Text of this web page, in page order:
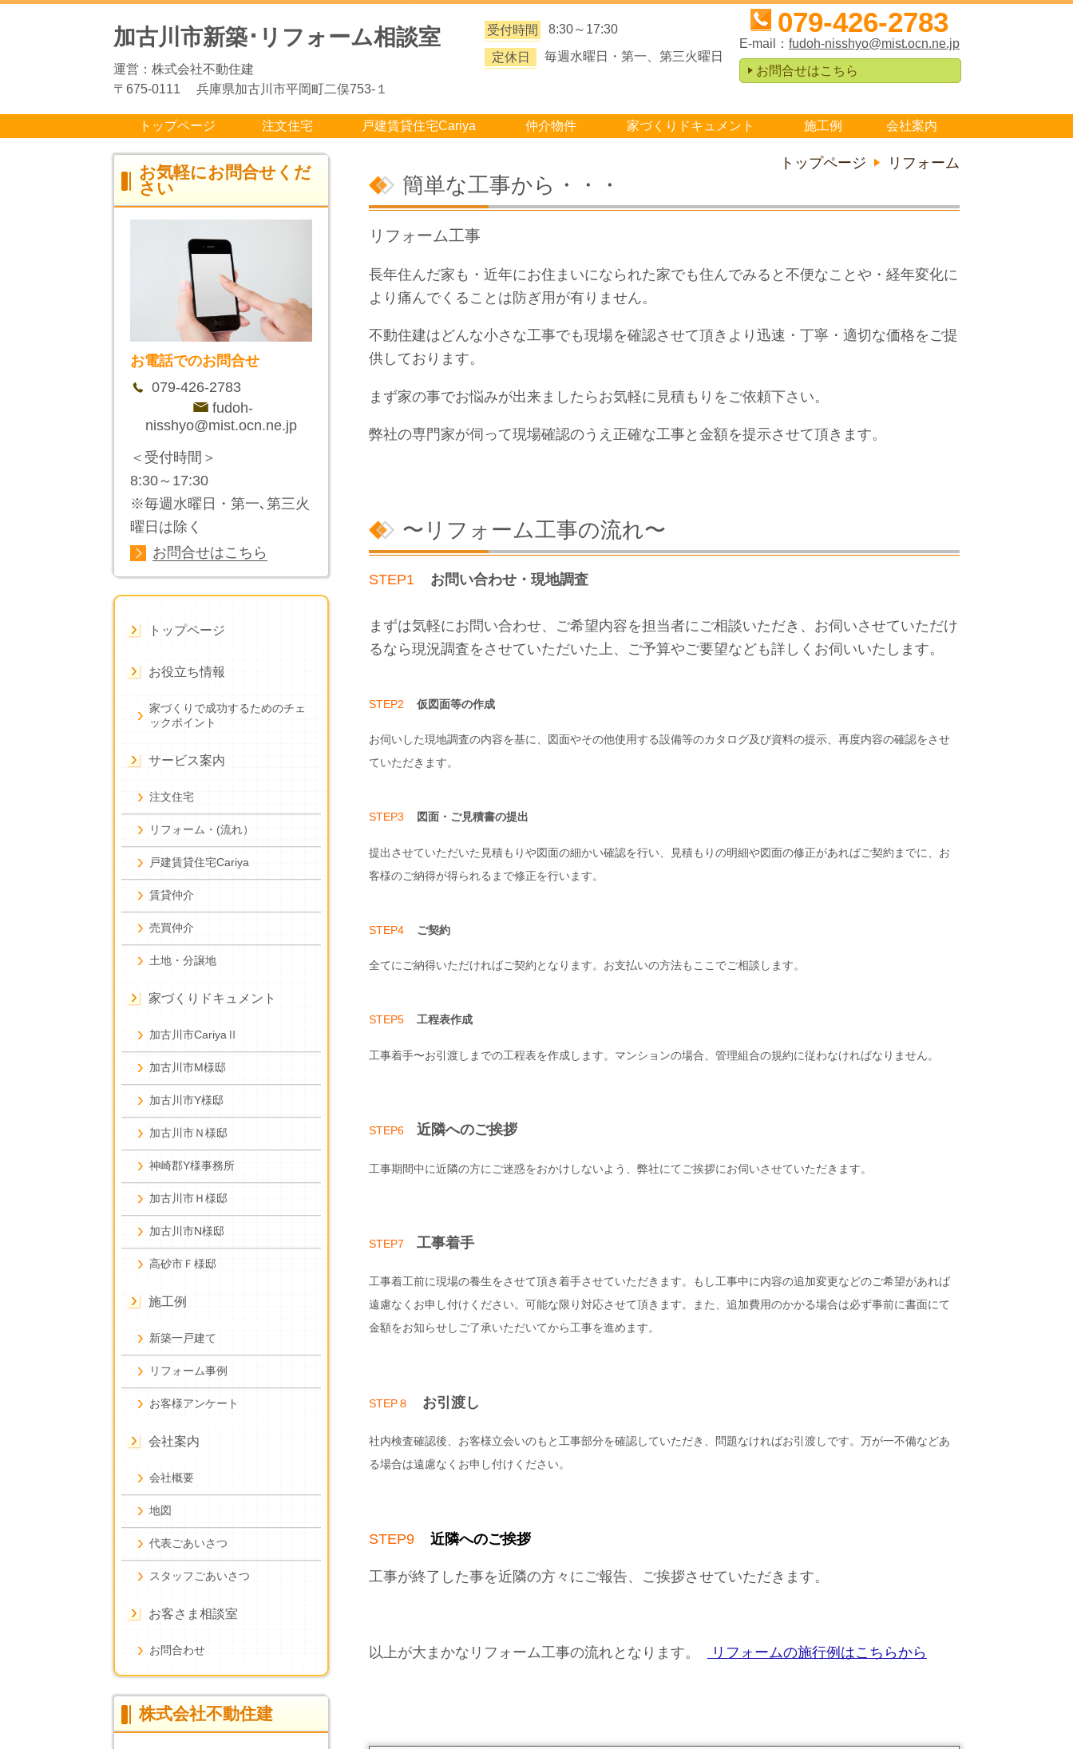
加古川市新築･リフォーム相談室
運営：株式会社不動住建
〒675-0111 兵庫県加古川市平岡町二俣753-１
受付時間 8:30～17:30
定休日 毎週水曜日・第一、第三火曜日
079-426-2783
E-mail： fudoh-nisshyo@mist.ocn.ne.jp
お問合せはこちら
トップページ 注文住宅 戸建賃貸住宅Cariya 仲介物件 家づくりドキュメント 施工例 会社案内
トップページ リフォーム
簡単な工事から・・・
リフォーム工事
長年住んだ家も・近年にお住まいになられた家でも住んでみると不便なことや・経年変化に
より痛んでくることは防ぎ用が有りません。
不動住建はどんな小さな工事でも現場を確認させて頂きより迅速・丁寧・適切な価格をご提
供しております。
まず家の事でお悩みが出来ましたらお気軽に見積もりをご依頼下さい。
弊社の専門家が伺って現場確認のうえ正確な工事と金額を提示させて頂きます。
〜リフォーム工事の流れ〜
STEP1 お問い合わせ・現地調査
まずは気軽にお問い合わせ、ご希望内容を担当者にご相談いただき、お伺いさせていただけ
るなら現況調査をさせていただいた上、ご予算やご要望なども詳しくお伺いいたします。
STEP2 仮図面等の作成
お伺いした現地調査の内容を基に、図面やその他使用する設備等のカタログ及び資料の提示、再度内容の確認をさせ
ていただきます。
STEP3 図面・ご見積書の提出
提出させていただいた見積もりや図面の細かい確認を行い、見積もりの明細や図面の修正があればご契約までに、お
客様のご納得が得られるまで修正を行います。
STEP4 ご契約
全てにご納得いただければご契約となります。お支払いの方法もここでご相談します。
STEP5 工程表作成
工事着手〜お引渡しまでの工程表を作成します。マンションの場合、管理組合の規約に従わなければなりません。
STEP6 近隣へのご挨拶
工事期間中に近隣の方にご迷惑をおかけしないよう、弊社にてご挨拶にお伺いさせていただきます。
STEP7 工事着手
工事着工前に現場の養生をさせて頂き着手させていただきます。もし工事中に内容の追加変更などのご希望があれば
遠慮なくお申し付けください。可能な限り対応させて頂きます。また、追加費用のかかる場合は必ず事前に書面にて
金額をお知らせしご了承いただいてから工事を進めます。
STEP８ お引渡し
社内検査確認後、お客様立会いのもと工事部分を確認していただき、問題なければお引渡しです。万が一不備などあ
る場合は遠慮なくお申し付けください。
STEP9 近隣へのご挨拶
工事が終了した事を近隣の方々にご報告、ご挨拶させていただきます。
以上が大まかなリフォーム工事の流れとなります。 リフォームの施行例はこちらから
お気軽にお問合せくだ
さい
お電話でのお問合せ
079-426-2783
fudoh-
nisshyo@mist.ocn.ne.jp
＜受付時間＞
8:30～17:30
※毎週水曜日・第一､第三火
曜日は除く
お問合せはこちら
トップページ
お役立ち情報
家づくりで成功するためのチェ
ックポイント
サービス案内
注文住宅
リフォーム・(流れ）
戸建賃貸住宅Cariya
賃貸仲介
売買仲介
土地・分譲地
家づくりドキュメント
加古川市CariyaⅡ
加古川市M様邸
加古川市Y様邸
加古川市Ｎ様邸
神崎郡Y様事務所
加古川市Ｈ様邸
加古川市N様邸
高砂市Ｆ様邸
施工例
新築一戸建て
リフォーム事例
お客様アンケート
会社案内
会社概要
地図
代表ごあいさつ
スタッフごあいさつ
お客さま相談室
お問合わせ
株式会社不動住建